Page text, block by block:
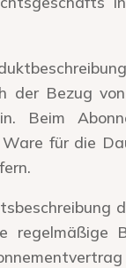
der Bezug
Beim
für die